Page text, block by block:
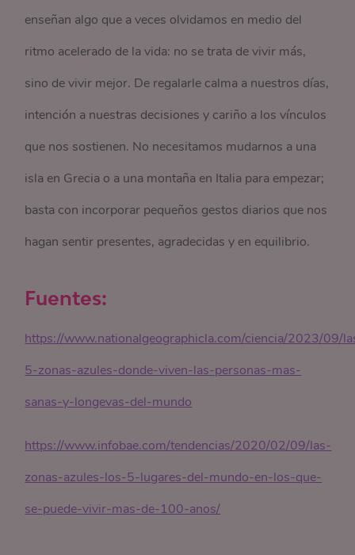
enseñan algo que a veces olvidamos en medio del
ritmo acelerado de la vida: no se trata de vivir más,
sino de vivir mejor. De regalarle calma a nuestros días,
intención a nuestras decisiones y cariño a los vínculos
que nos sostienen. No necesitamos mudarnos a una
isla en Grecia o a una montaña en Italia para empezar;
basta con incorporar pequeños gestos diarios que nos
hagan sentir presentes, agradecidas y en equilibrio.
Fuentes:
https://www.nationalgeographicla.com/ciencia/2023/09/
5-zonas-azules-donde-viven-las-personas-mas-
sanas-y-longevas-del-mundo
https://www.infobae.com/tendencias/2020/02/09/las-
zonas-azules-los-5-lugares-del-mundo-en-los-que-
se-puede-vivir-mas-de-100-anos/